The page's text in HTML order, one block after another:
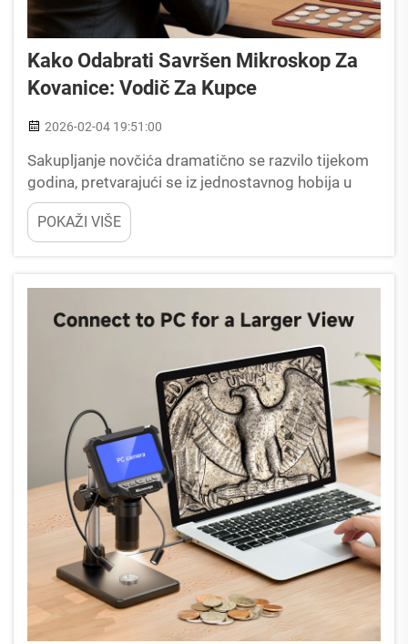
Kako Odabrati Savršen Mikroskop Za
Kovanice: Vodič Za Kupce
2026-02-04 19:51:00
Sakupljanje novčića dramatično se razvilo tijekom
godina, pretvarajući se iz jednostavnog hobija u
sofisticirano delo koje zahtijeva precizne alate i
detaljnu analizu. Moderni numismatisti razumiju da
je pravilno ispitivanje novčića zahtijeva više od...
POKAŽI VIŠE